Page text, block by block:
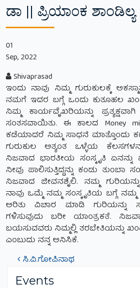
ಡಾ || ಪ್ರಿಯಾಂಕ ಶಾಂಡಿಲ್ಯ
01
Sep, 2022
Shivaprasad
ಇಂದು ನಾವು ನಿಮ್ಮ ಗುರುಕುಲಕ್ಕೆ
ನಮಗೆ ಇದರ ಬಗ್ಗೆ ಒಂದು ಕುತೂಹಲ
ನಿಮ್ಮ ಕಾರ್ಯವೈಖರಿಯನ್ನು
ಸಂತಸವಾಯಿತು. ಈ ಕಾಲದ Money
ಕಡೆಯಾದರೆ ನಿಮ್ಮ ಸಾಧನೆ ಮಾತ್ತೊಂದು
ಗುರುಕುಲ ಅತ್ಯಂತ ಒಳ್ಳೆಯ
ನಿಜವಾದ ಭಾರತೀಯ ಸಂಸ್ಕೃತಿ ಏನನ್ನು
ನೀವು ಪಾಲಿಸುತ್ತಿದ್ದನ್ನು ಕಂಡು
ನಿಜವಾದ ಜೀವನಶೈಲಿ. ನಮ್ಮ
ನಾವು ಒಮ್ಮೆ ನಮ್ಮ ಸಂಸ್ಕೃತಿಯ ಬಗ್ಗೆ ನಮ್ಮ
ಅರಿತು ವಿಚಾರ ಮಾಡಿ ಗುರಿಯನ್ನು
ಗಳಿಸುವುದು ಬರೀ ಯಾಂತ್ರಕತೆ.
ಬಯಸುವವರು ನಿಮ್ಮಲ್ಲಿ ತರಬೇತಿಯನ್ನು
ಎಂಬುದು ನನ್ನ ಅನಿಸಿಕೆ.
Post navigation
ಸಿ.ವಿ.ಗೋಪಿನಾಥ
Events